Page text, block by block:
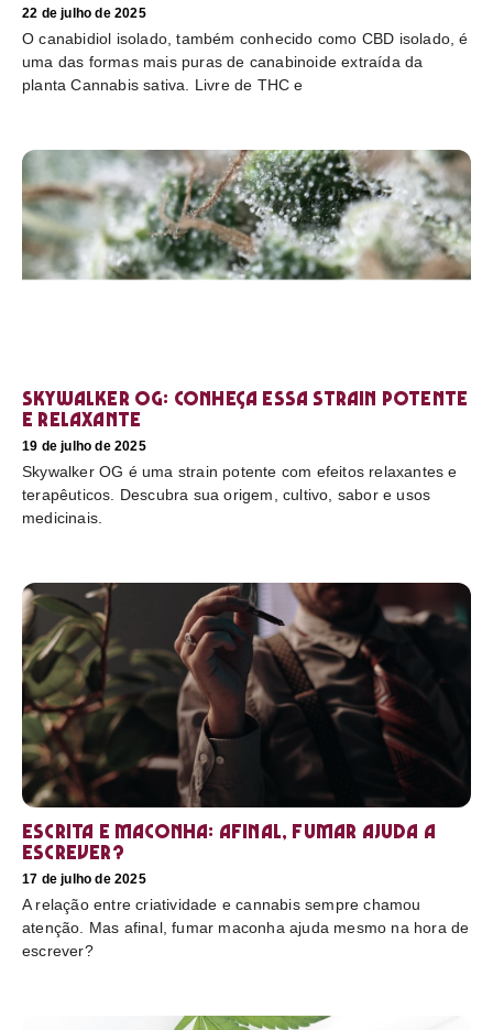
22 de julho de 2025
O canabidiol isolado, também conhecido como CBD isolado, é
uma das formas mais puras de canabinoide extraída da
planta Cannabis sativa. Livre de THC e
Skywalker OG: conheça essa strain potente
e relaxante
19 de julho de 2025
Skywalker OG é uma strain potente com efeitos relaxantes e
terapêuticos. Descubra sua origem, cultivo, sabor e usos
medicinais.
Escrita e maconha: afinal, fumar ajuda a
escrever?
17 de julho de 2025
A relação entre criatividade e cannabis sempre chamou
atenção. Mas afinal, fumar maconha ajuda mesmo na hora de
escrever?